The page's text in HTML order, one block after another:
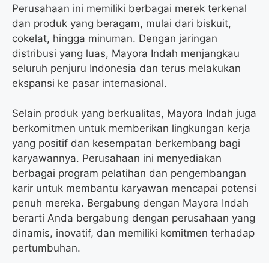
Perusahaan ini memiliki berbagai merek terkenal
dan produk yang beragam, mulai dari biskuit,
cokelat, hingga minuman. Dengan jaringan
distribusi yang luas, Mayora Indah menjangkau
seluruh penjuru Indonesia dan terus melakukan
ekspansi ke pasar internasional.
Selain produk yang berkualitas, Mayora Indah juga
berkomitmen untuk memberikan lingkungan kerja
yang positif dan kesempatan berkembang bagi
karyawannya. Perusahaan ini menyediakan
berbagai program pelatihan dan pengembangan
karir untuk membantu karyawan mencapai potensi
penuh mereka. Bergabung dengan Mayora Indah
berarti Anda bergabung dengan perusahaan yang
dinamis, inovatif, dan memiliki komitmen terhadap
pertumbuhan.